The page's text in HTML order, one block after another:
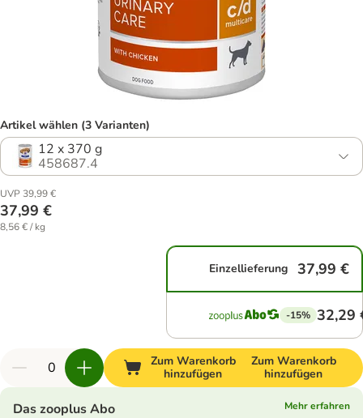
Artikel wählen (3 Varianten)
12 x 370 g
458687.4
UVP 39,99 €
37,99 €
8,56 € / kg
Einzellieferung 37,99 €
-15% 32,29
Zum Warenkorb
hinzufügen
Zum Warenkorb
hinzufügen
Das zooplus Abo
Mehr erfahren